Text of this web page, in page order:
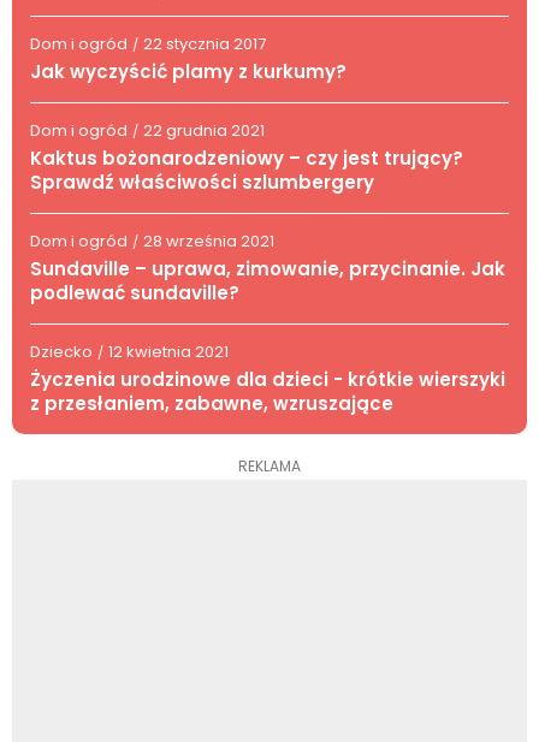
Dom i ogród / 22 stycznia 2017
Jak wyczyścić plamy z kurkumy?
Dom i ogród / 22 grudnia 2021
Kaktus bożonarodzeniowy – czy jest trujący?
Sprawdź właściwości szlumbergery
Dom i ogród / 28 września 2021
Sundaville – uprawa, zimowanie, przycinanie. Jak
podlewać sundaville?
Dziecko / 12 kwietnia 2021
Życzenia urodzinowe dla dzieci - krótkie wierszyki
z przesłaniem, zabawne, wzruszające
REKLAMA